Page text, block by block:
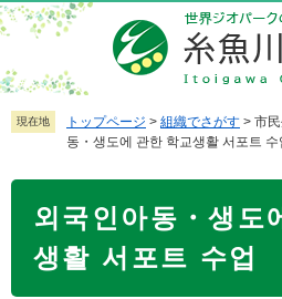
ペ
ー
ジ
の
先
メ
ニ
ュ
ー
を現在地 トップページ > 組織でさがす > 市
동・생도에 관한 학교생활 서포트 수
외국인아동・생도
생활 서포트 수업